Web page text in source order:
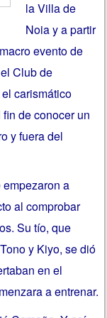
la Villa de
Noiay a partir
evento de
Club de
carismático
de conocer un
y fuera del
a
al comprobar
Su tío, que
y Kiyo, se dió
en el
a entrenar.